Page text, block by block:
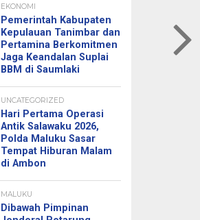
EKONOMI
Pemerintah Kabupaten
Kepulauan Tanimbar dan
Pertamina Berkomitmen
Jaga Keandalan Suplai
BBM di Saumlaki
UNCATEGORIZED
Hari Pertama Operasi
Antik Salawaku 2026,
Polda Maluku Sasar
Tempat Hiburan Malam
di Ambon
MALUKU
Dibawah Pimpinan